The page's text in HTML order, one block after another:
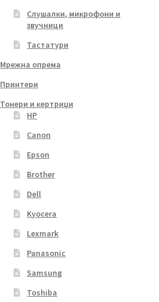
Слушалки, микрофони и
звучници
Тастатури
Мрежна опрема
Принтери
Тонери и кертриџи
HP
Canon
Epson
Brother
Dell
Kyocera
Lexmark
Panasonic
Samsung
Toshiba